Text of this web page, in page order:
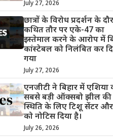
July 27, 2026
छात्रों के विरोध प्रदर्शन के
कथित तौर पर एके-47 का
इस्तेमाल करने के आरोप में
कांस्टेबल को निलंबित कर
गया
July 27, 2026
एनजीटी ने बिहार में एशिया
सबसे बड़ी ऑक्सबो झील की
स्थिति के लिए टिशू सेंटर
को नोटिस दिया है।
July 26, 2026